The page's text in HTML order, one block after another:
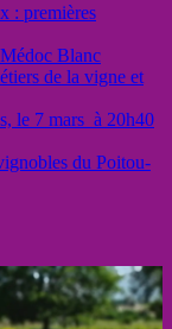
: premières
Blanc
de la vigne et
le 7 mars à 20h40
du Poitou-